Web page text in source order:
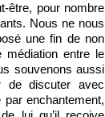
être, pour nombre
Nous ne nous
une fin de non
médiation entre le
souvenons aussi
de discuter avec
par enchantement,